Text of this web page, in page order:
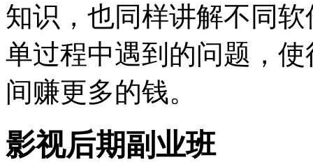
知识，也同样讲解不同
单过程中遇到的问题，
间赚更多的钱。
影视后期副业班